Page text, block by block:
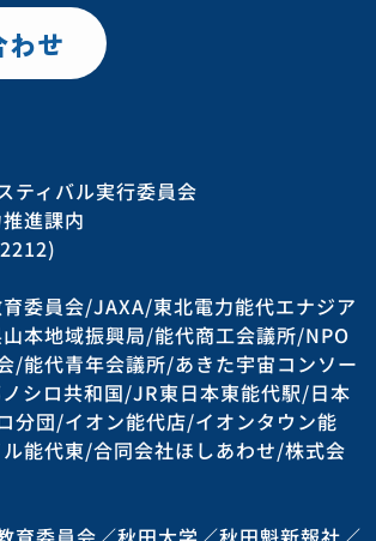
わせ
ティバル実行委員会
推進課内
委員会/JAXA/東北電力能代エナジア
本地域振興局/能代商工会議所/NPO
/能代青年会議所/あきた宇宙コンソー
シロ共和国/JR東日本東能代駅/日本
分団/イオン能代店/イオンタウン能
能代東/合同会社ほしあわせ/株式会